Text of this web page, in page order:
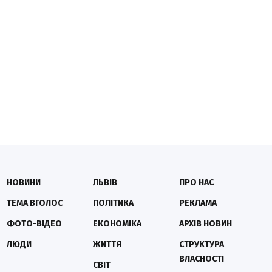
НОВИНИ
ТЕМА ВГОЛОС
ФОТО-ВІДЕО
ЛЮДИ
ЛЬВІВ
ПОЛІТИКА
ЕКОНОМІКА
ЖИТТЯ
СВІТ
ПРО НАС
РЕКЛАМА
АРХІВ НОВИН
СТРУКТУРА
ВЛАСНОСТІ